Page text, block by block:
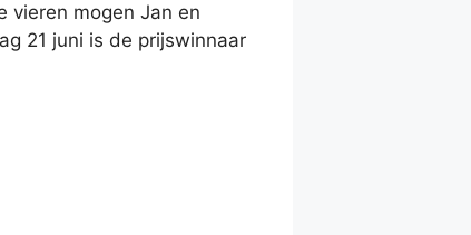
vieren mogen Jan en
21 juni is de prijswinnaar